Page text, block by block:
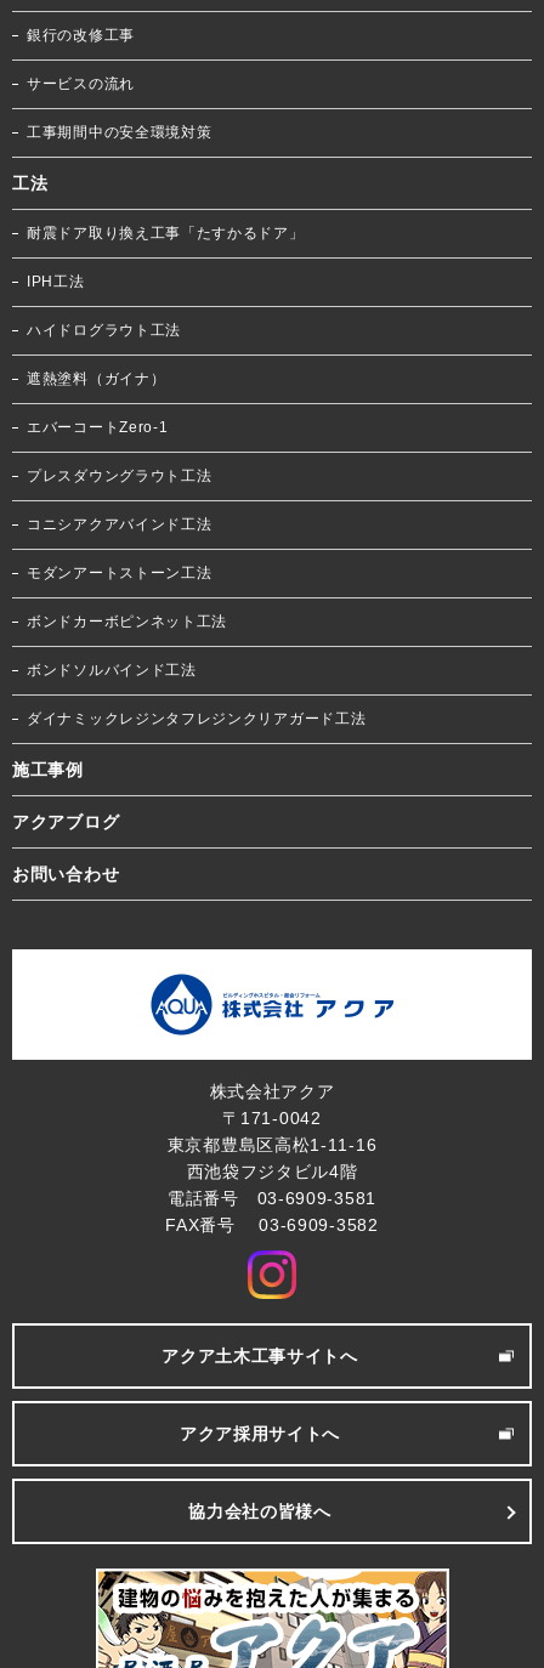
銀行の改修工事
サービスの流れ
工事期間中の安全環境対策
工法
耐震ドア取り換え工事「たすかるドア」
IPH工法
ハイドログラウト工法
遮熱塗料（ガイナ）
エバーコートZero-1
プレスダウングラウト工法
コニシアクアバインド工法
モダンアートストーン工法
ボンドカーボピンネット工法
ボンドソルバインド工法
ダイナミックレジンタフレジンクリアガード工法
施工事例
アクアブログ
お問い合わせ
株式会社アクア
〒171-0042
東京都豊島区高松1-11-16
西池袋フジタビル4階
電話番号 03-6909-3581
FAX番号 03-6909-3582
アクア土木工事サイトへ
アクア採用サイトへ
協力会社の皆様へ